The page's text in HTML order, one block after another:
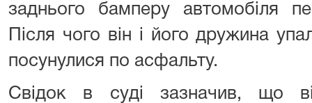
заднього бамперу автомобіля
Після чого він і його дружина
посунулися по асфальту.
Свідок в суді зазначив, що